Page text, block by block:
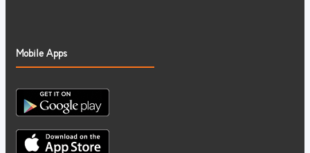
Mobile Apps